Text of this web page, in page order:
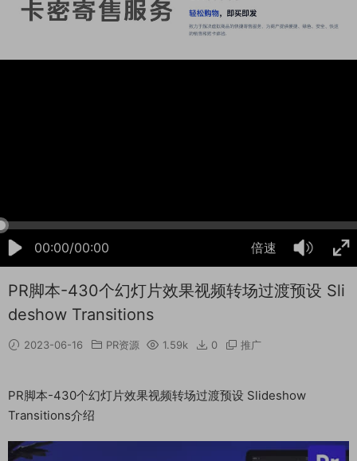
00:00/00:00 倍速
PR脚本-430个幻灯片效果视频转场过渡预设 Sli
deshow Transitions
2023-06-16 PR资源 1.59k 0 推广
PR脚本-430个幻灯片效果视频转场过渡预设 Slideshow
Transitions介绍